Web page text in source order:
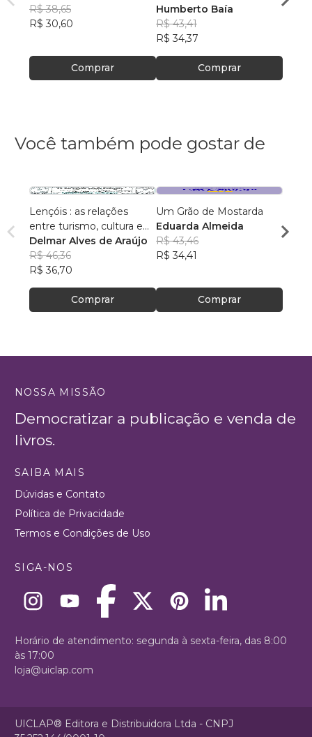
R$ 38,65
R$ 30,60
Comprar
Humberto Baía
R$ 43,41
R$ 34,37
Comprar
Você também pode gostar de
Lençóis : as relações
entre turismo, cultura e
ambiente
Delmar Alves de Araújo
R$ 46,36
R$ 36,70
Comprar
Um Grão de Mostarda
Eduarda Almeida
R$ 43,46
R$ 34,41
Comprar
Aulas
NOSSA MISSÃO
Democratizar a publicação e venda de
livros.
SAIBA MAIS
Dúvidas e Contato
Política de Privacidade
Termos e Condições de Uso
SIGA-NOS
Horário de atendimento: segunda à sexta-feira, das 8:00
às 17:00
loja@uiclap.com
UICLAP® Editora e Distribuidora Ltda - CNPJ